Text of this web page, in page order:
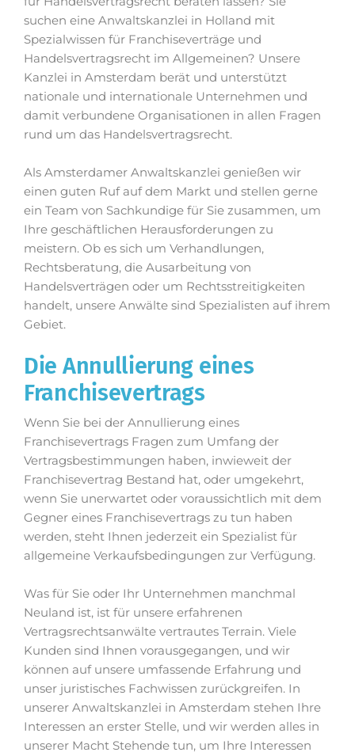
suchen eine Anwaltskanzlei in Holland mit
Spezialwissen für Franchiseverträge und
Handelsvertragsrecht im Allgemeinen? Unsere
Kanzlei in Amsterdam berät und unterstützt
nationale und internationale Unternehmen und
damit verbundene Organisationen in allen Fragen
rund um das Handelsvertragsrecht.
Als Amsterdamer Anwaltskanzlei genießen wir
einen guten Ruf auf dem Markt und stellen gerne
ein Team von Sachkundige für Sie zusammen, um
Ihre geschäftlichen Herausforderungen zu
meistern. Ob es sich um Verhandlungen,
Rechtsberatung, die Ausarbeitung von
Handelsverträgen oder um Rechtsstreitigkeiten
handelt, unsere Anwälte sind Spezialisten auf ihrem
Gebiet.
Die Annullierung eines
Franchisevertrags
Wenn Sie bei der Annullierung eines
Franchisevertrags Fragen zum Umfang der
Vertragsbestimmungen haben, inwieweit der
Franchisevertrag Bestand hat, oder umgekehrt,
wenn Sie unerwartet oder voraussichtlich mit dem
Gegner eines Franchisevertrags zu tun haben
werden, steht Ihnen jederzeit ein Spezialist für
allgemeine Verkaufsbedingungen zur Verfügung.
Was für Sie oder Ihr Unternehmen manchmal
Neuland ist, ist für unsere erfahrenen
Vertragsrechtsanwälte vertrautes Terrain. Viele
Kunden sind Ihnen vorausgegangen, und wir
können auf unsere umfassende Erfahrung und
unser juristisches Fachwissen zurückgreifen. In
unserer Anwaltskanzlei in Amsterdam stehen Ihre
Interessen an erster Stelle, und wir werden alles in
unserer Macht Stehende tun, um Ihre Interessen